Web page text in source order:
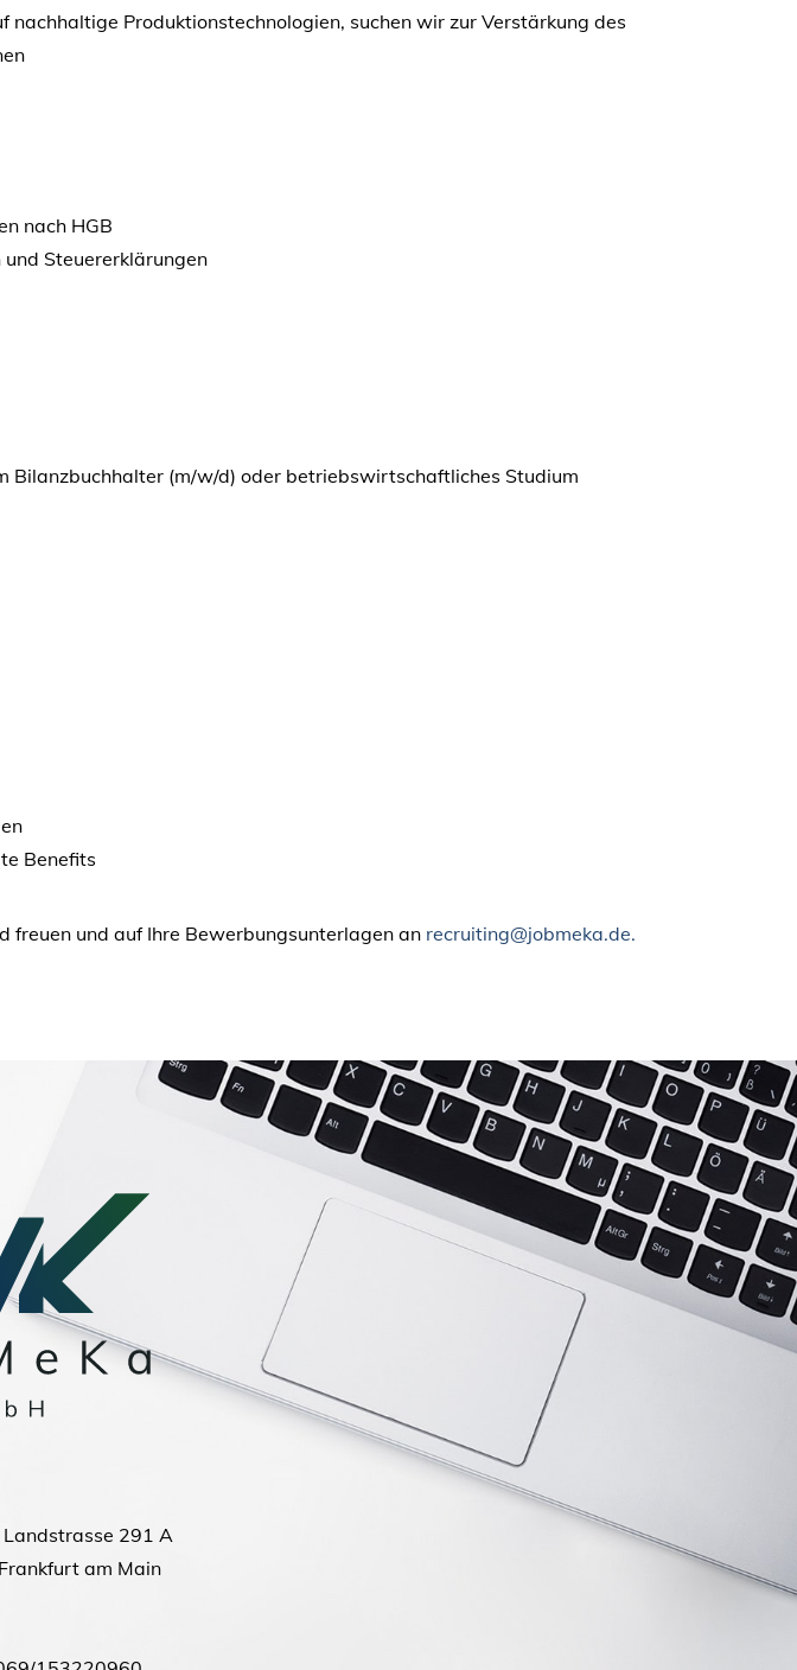
Produktionstechnologien, suchen wir zur Verstärkung des
nach HGB
Steuererklärungen
Bilanzbuchhalter (m/w/d) oder betriebswirtschaftliches Studium
Benefits
freuen und auf Ihre Bewerbungsunterlagen an recruiting@jobmeka.de.
291 A
am Main